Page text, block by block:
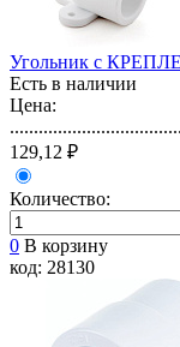
Угольник с
Есть в наличии
Цена:
129,12 ₽
Количество:
0 В корзину
код: 28130